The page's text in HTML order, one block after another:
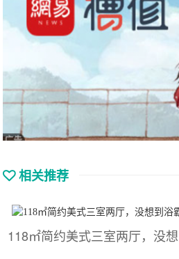
相关推荐
118㎡简约美式三室两厅，没